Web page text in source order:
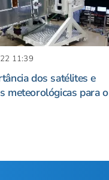
11:39
dos satélites e
meteorológicas para o